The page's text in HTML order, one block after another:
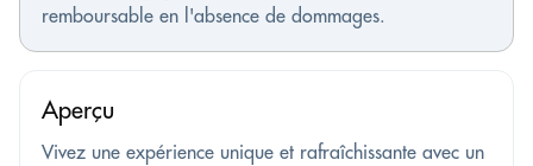
remboursable en l'absence de dommages.
Aperçu
Vivez une expérience unique et rafraîchissante avec un